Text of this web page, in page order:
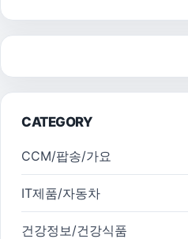
CATEGORY
CCM/팝송/가요
IT제품/자동차
건강정보/건강식품